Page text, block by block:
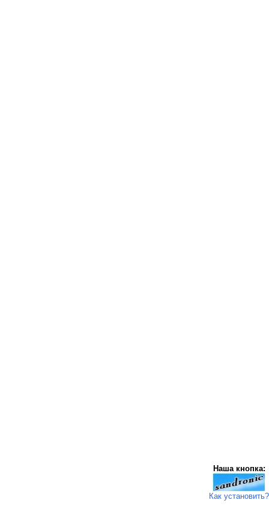
Наша кнопка:
Как установить?